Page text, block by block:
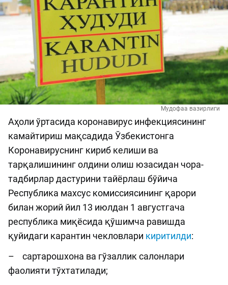
Мудофаа вазирлиги
Аҳоли ўртасида коронавирус инфекциясининг
камайтириш мақсадида Ўзбекистонга
Коронавируснинг кириб келиши ва
тарқалишининг олдини олиш юзасидан чора-
тадбирлар дастурини тайёрлаш бўйича
Республика махсус комиссиясининг қарори
билан жорий йил 13 июлдан 1 августгача
республика миқёсида қўшимча равишда
қуйидаги карантин чекловлари киритилди:
– сартарошхона ва гўзаллик салонлари
фаолияти тўхтатилади;